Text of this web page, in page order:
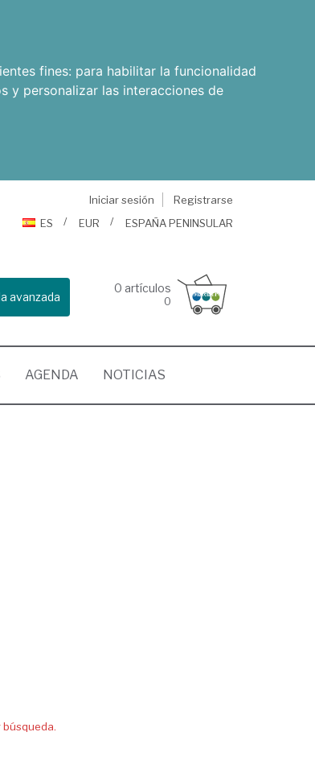
fines: para habilitar la funcionalidad
y personalizar las interacciones de
Iniciar sesión
Registrarse
ES
EUR ESPAÑA PENINSULAR
avanzada
0 artículos
0
AGENDA NOTICIAS